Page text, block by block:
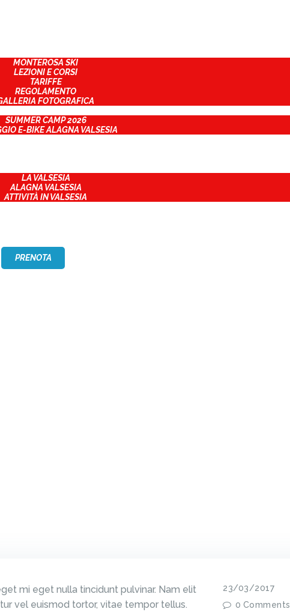
MONTEROSA SKI
LEZIONI E CORSI
TARIFFE
REGOLAMENTO
FOTOGRAFICA
SUMMER CAMP 2026
E-BIKE ALAGNA VALSESIA
LA VALSESIA
ALAGNA VALSESIA
ATTIVITÀ IN VALSESIA
PRENOTA
mi eget nulla tincidunt pulvinar. Nam elit
vel euismod tortor, vitae tempor tellus.
23/03/2017
0 Comments